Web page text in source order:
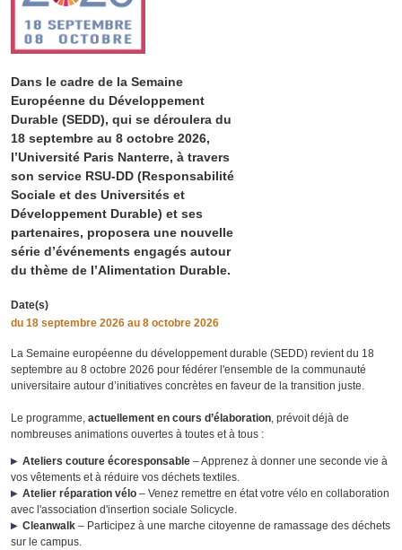
Dans le cadre de la Semaine
Européenne du Développement
Durable (SEDD), qui se déroulera du
18 septembre au 8 octobre 2026,
l’Université Paris Nanterre, à travers
son service RSU-DD (Responsabilité
Sociale et des Universités et
Développement Durable) et ses
partenaires, proposera une nouvelle
série d’événements engagés autour
du thème de l’Alimentation Durable.
Date(s)
du 18 septembre 2026 au 8 octobre 2026
La Semaine européenne du développement durable (SEDD) revient du 18
septembre au 8 octobre 2026 pour fédérer l'ensemble de la communauté
universitaire autour d’initiatives concrètes en faveur de la transition juste.
Le programme, actuellement en cours d’élaboration, prévoit déjà de
nombreuses animations ouvertes à toutes et à tous :
Ateliers couture écoresponsable– Apprenez à donner une seconde vie à
vos vêtements et à réduire vos déchets textiles.
Atelier réparation vélo– Venez remettre en état votre vélo en collaboration
avec l'association d'insertion sociale Solicycle.
Cleanwalk – Participez à une marche citoyenne de ramassage des déchets
sur le campus.